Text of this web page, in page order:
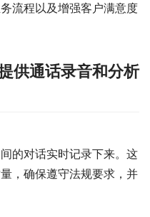
流程以及增强客户满意度
供通话录音和分析
的对话实时记录下来。这
，确保遵守法规要求，并